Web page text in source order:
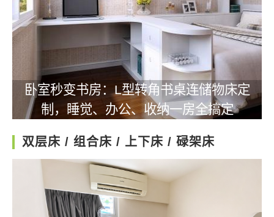
卧室秒变书房：L型转角书桌连储物床定
制，睡觉、办公、收纳一房全搞定
双层床 / 组合床 / 上下床 / 碌架床